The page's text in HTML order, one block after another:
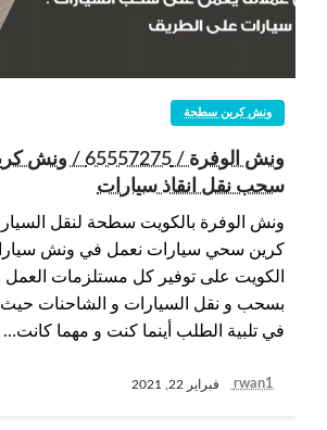
ونش كرين سطحة
ونش الوفرة /
سحب نقل انقاذ سيارات
ونش الوفرة بالكويت سطحة لنقل
كرين سحي سيارات نعمل في ونش
الكويت على توفير كل مستلزمات العمل
بسحب و نقل السيارات و الشاحنات حيث
في تلبية الطلب أينما كنت و مهما كانت…
rwan1 فبراير 22, 2021